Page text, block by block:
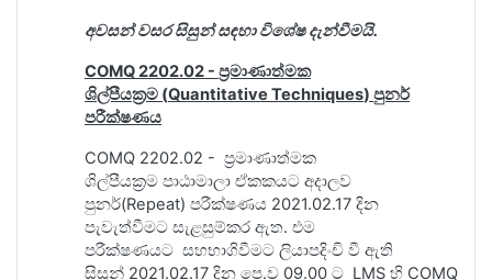
අවසන් වසර සිසුන් සඳහා විශේෂ දැන්වීමයි.
COMQ 2202.02 - ප්‍රමාණාත්මක
ශිල්පීයක්‍රම (Quantitative Techniques) පුනර්
පරීක්ෂණය
COMQ 2202.02 - ප්‍රමාණාත්මක
ශිල්පීයක්‍රම පාඨාමාලා ඒකකයට අදාලව
පුනර්(Repeat) පරීක්ෂණය 2021.02.17 දින
පැවැත්වීමට සැළසුම්කර ඇත. එම
පරීක්ෂණයට සහභාගිවීමට ලියාපදිංචි වී ඇති
සිසුන් 2021.02.17 දින පෙ.ව 09.00 ට LMS හි COMQ